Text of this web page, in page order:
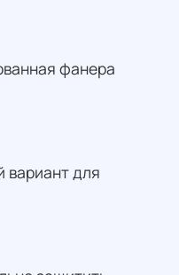
фанера
для